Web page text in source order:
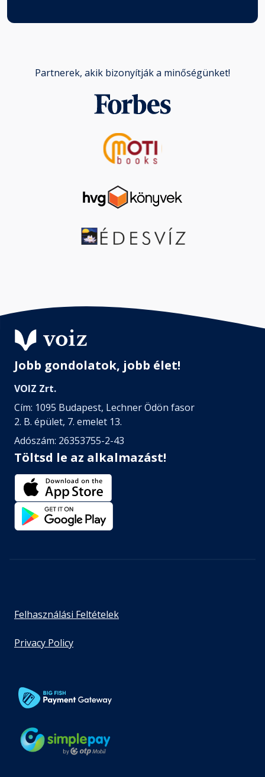
Partnerek, akik bizonyítják a minőségünket!
Jobb gondolatok, jobb élet!
VOIZ Zrt.
Cím: 1095 Budapest, Lechner Ödön fasor
2. B. épület, 7. emelet 13.
Adószám: 26353755-2-43
Töltsd le az alkalmazást!
Felhasználási Feltételek
Privacy Policy